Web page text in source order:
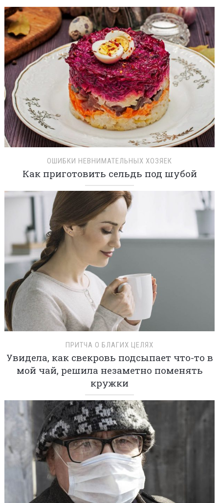
ОШИБКИ НЕВНИМАТЕЛЬНЫХ ХОЗЯЕК
Как приготовить сельдь под шубой
ПРИТЧА О БЛАГИХ ЦЕЛЯХ
Увидела, как свекровь подсыпает что-то в
мой чай, решила незаметно поменять
кружки